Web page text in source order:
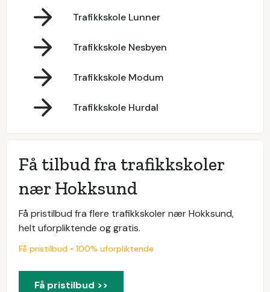
Trafikkskole Lunner
Trafikkskole Nesbyen
Trafikkskole Modum
Trafikkskole Hurdal
Få tilbud fra trafikkskoler
nær Hokksund
Få pristilbud fra flere trafikkskoler nær Hokksund,
helt uforpliktende og gratis.
Få pristilbud • 100% uforpliktende
Få pristilbud >>